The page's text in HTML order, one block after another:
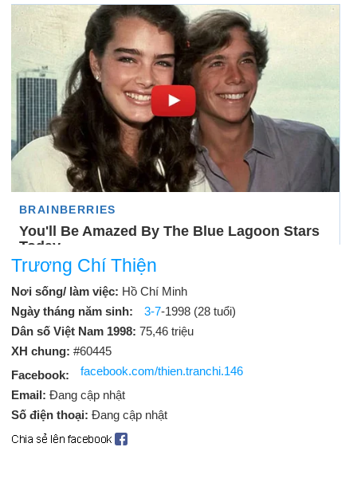
Trương Chí Thiện
Nơi sống/ làm việc: Hồ Chí Minh
Ngày tháng năm sinh:
3-7-1998 (28 tuổi)
Dân số Việt Nam 1998: 75,46 triệu
XH chung: #60445
Facebook:
facebook.com/thien.tranchi.146
Email: Đang cập nhật
Số điện thoại: Đang cập nhật